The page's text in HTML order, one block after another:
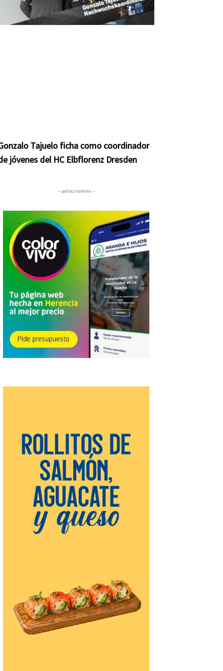
Tajuelo ficha como coordinador
jóvenes del HC Elbflorenz Dresden
– patrocinadores –